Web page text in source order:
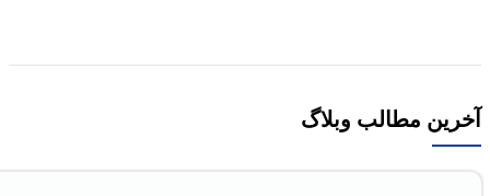
آخرین مطالب وبلاگ